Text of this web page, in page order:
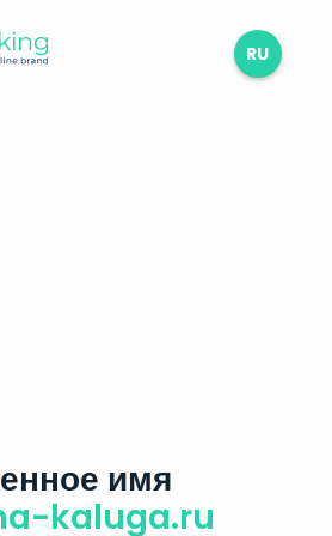
RU
имя
kaluga.ru